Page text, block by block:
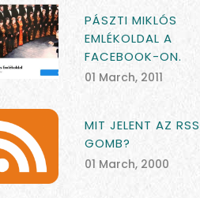
PÁSZTI MIKLÓS
EMLÉKOLDAL A
FACEBOOK-ON.
01 March, 2011
MIT JELENT AZ RSS
GOMB?
01 March, 2000